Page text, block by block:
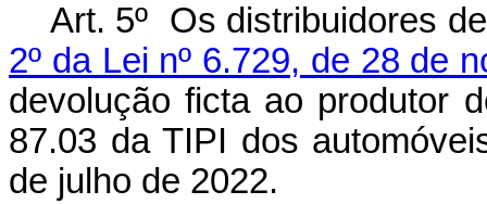
Art. 5º Os distribuidores
2º da Lei nº 6.729, de 28 de
devolução ficta ao produtor
87.03 da TIPI dos
de julho de 2022.